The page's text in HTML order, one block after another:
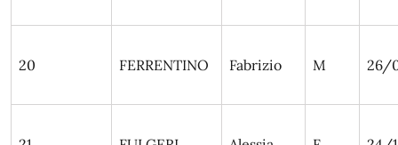
20 FERRENTINO Fabrizio M 26/